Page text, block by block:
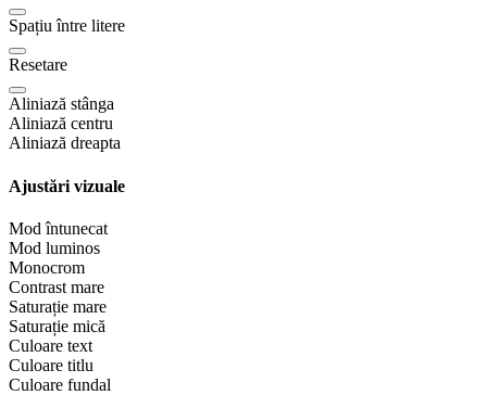
Spațiu între litere
Resetare
Aliniază stânga
Aliniază centru
Aliniază dreapta
Ajustări vizuale
Mod întunecat
Mod luminos
Monocrom
Contrast mare
Saturație mare
Saturație mică
Culoare text
Culoare titlu
Culoare fundal